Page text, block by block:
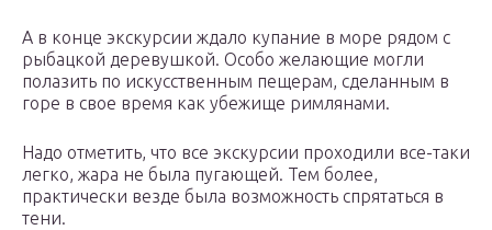
А в конце экскурсии ждало купание в море рядом с
рыбацкой деревушкой. Особо желающие могли
полазить по искусственным пещерам, сделанным в
горе в свое время как убежище римлянами.
Надо отметить, что все экскурсии проходили все-таки
легко, жара не была пугающей. Тем более,
практически везде была возможность спрятаться в
тени.